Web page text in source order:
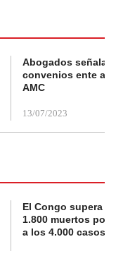
Abogados
convenios ente
AMC
13/07/2023
El Congo supera
1.800 muertos por
a los 4.000 casos